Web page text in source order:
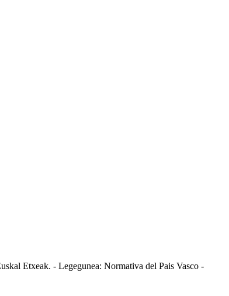
Etxeak. - Legegunea: Normativa del Pais Vasco -